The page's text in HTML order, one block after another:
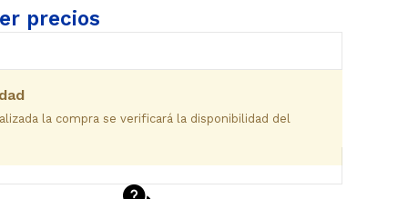
precios
la compra se verificará la disponibilidad del